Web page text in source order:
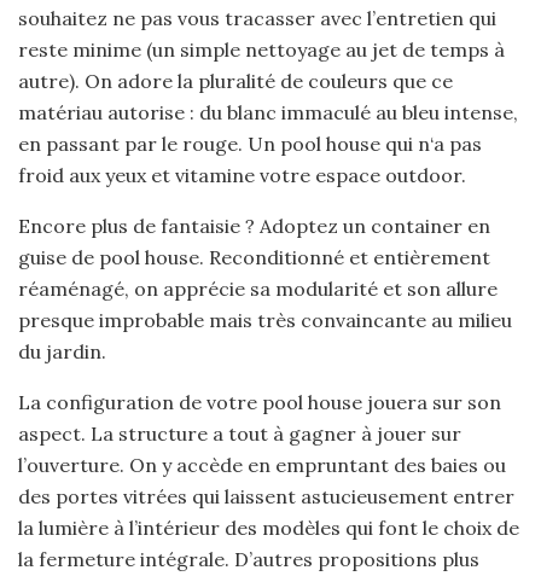
souhaitez ne pas vous tracasser avec l’entretien qui
reste minime (un simple nettoyage au jet de temps à
autre). On adore la pluralité de couleurs que ce
matériau autorise : du blanc immaculé au bleu intense,
en passant par le rouge. Un pool house qui n‘a pas
froid aux yeux et vitamine votre espace outdoor.
Encore plus de fantaisie ? Adoptez un container en
guise de pool house. Reconditionné et entièrement
réaménagé, on apprécie sa modularité et son allure
presque improbable mais très convaincante au milieu
du jardin.
La configuration de votre pool house jouera sur son
aspect. La structure a tout à gagner à jouer sur
l’ouverture. On y accède en empruntant des baies ou
des portes vitrées qui laissent astucieusement entrer
la lumière à l’intérieur des modèles qui font le choix de
la fermeture intégrale. D’autres propositions plus